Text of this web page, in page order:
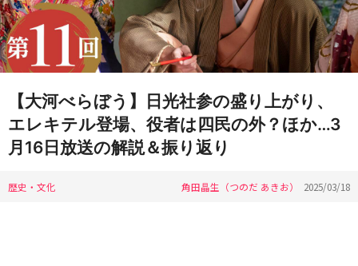
【大河べらぼう】日光社参の盛り上がり、
エレキテル登場、役者は四民の外？ほか…3
月16日放送の解説＆振り返り
歴史・文化 角田晶生（つのだ あきお） 2025/03/18